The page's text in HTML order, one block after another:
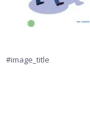
#image_title